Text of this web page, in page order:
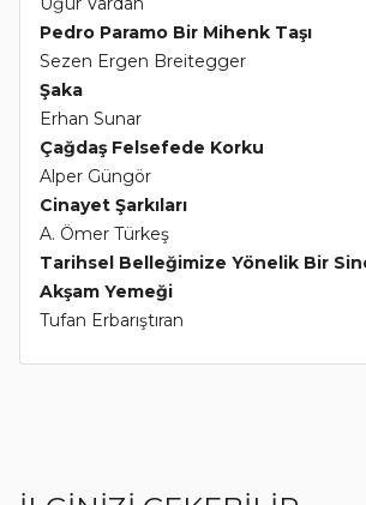
Pedro Paramo Bir Mihenk Taşı
Sezen Ergen Breitegger
Şaka
Erhan Sunar
Çağdaş Felsefede Korku
Alper Güngör
Cinayet Şarkıları
A. Ömer Türkeş
Tarihsel Belleğimize Yönelik Bir
Akşam Yemeği
Tufan Erbarıştıran